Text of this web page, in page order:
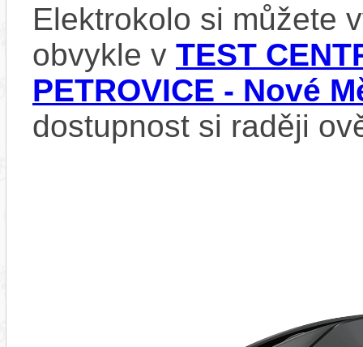
Elektrokolo si můžete
obvykle v TEST
PETROVICE - Nové
dostupnost si raději